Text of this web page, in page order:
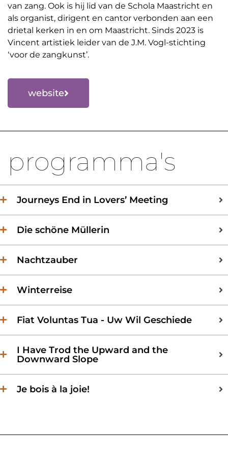
van zang. Ook is hij lid van de Schola Maastricht en
als organist, dirigent en cantor verbonden aan een
drietal kerken in en om Maastricht. Sinds 2023 is
Vincent artistiek leider van de J.M. Vogl-stichting
‘voor de zangkunst’.
website
programma's
Journeys End in Lovers’ Meeting
Die schöne Müllerin
Nachtzauber
Winterreise
Fiat Voluntas Tua - Uw Wil Geschiede
I Have Trod the Upward and the
Downward Slope
Je bois à la joie!